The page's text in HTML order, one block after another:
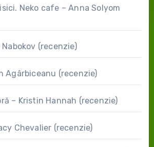
Neko cafe – Anna Solyom
(recenzie)
Agârbiceanu (recenzie)
– Kristin Hannah (recenzie)
Chevalier (recenzie)